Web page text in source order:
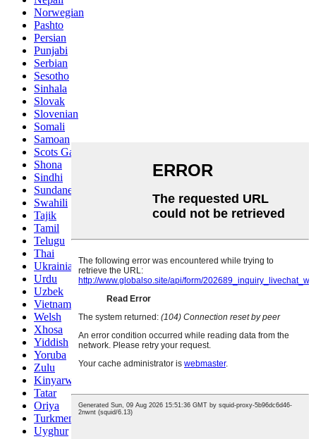
Norwegian
Pashto
Persian
Punjabi
Serbian
Sesotho
Sinhala
Slovak
Slovenian
Somali
Samoan
Scots Gaelic
Shona
Sindhi
Sundanese
Swahili
Tajik
Tamil
Telugu
Thai
Ukrainian
Urdu
Uzbek
Vietnamese
Welsh
Xhosa
Yiddish
Yoruba
Zulu
Kinyarwanda
Tatar
Oriya
Turkmen
Uyghur